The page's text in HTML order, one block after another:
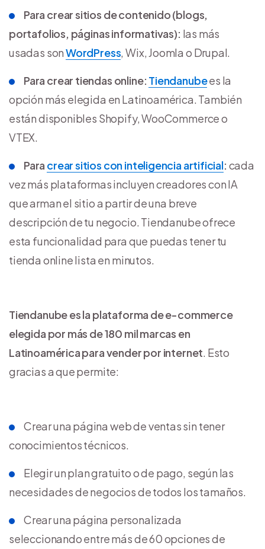
Para crear sitios de contenido (blogs,
portafolios, páginas informativas): las más
usadas sonWordPress, Wix, Joomla o Drupal.
Para crear tiendas online: Tiendanubees la
opción más elegida en Latinoamérica. También
están disponibles Shopify, WooCommerce o
VTEX.
Para crear sitios con inteligencia artificial: cada
vez más plataformas incluyen creadores con IA
que arman el sitio a partir de una breve
descripción de tu negocio. Tiendanube ofrece
esta funcionalidad para que puedas tener tu
tienda online lista en minutos.
Tiendanube es la plataforma de e-commerce
elegida por más de 180 mil marcas en
Latinoamérica para vender por internet. Esto
gracias a que permite:
Crear una página web de ventas sin tener
conocimientos técnicos.
Elegir un plan gratuito o de pago, según las
necesidades de negocios de todos los tamaños.
Crear una página personalizada
seleccionando entre más de 60 opciones de